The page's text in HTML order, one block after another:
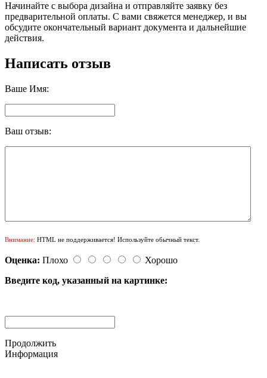
Начинайте с выбора дизайна и отправляйте заявку без
предварительной оплаты. С вами свяжется менеджер, и вы
обсудите окончательный вариант документа и дальнейшие
действия.
Написать отзыв
Ваше Имя:
Ваш отзыв:
Внимание: HTML не поддерживается! Используйте обычный текст.
Оценка: Плохо
Хорошо
Введите код, указанный на картинке:
Продолжить
Информация